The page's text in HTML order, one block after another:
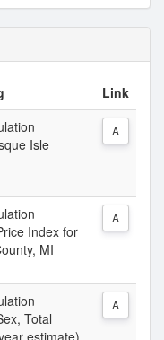
Link
Isle
A
Index for
MI
A
Total
estimate)
A